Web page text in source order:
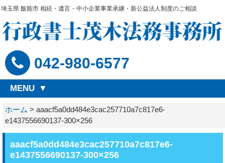
埼玉県 飯能市 相続・遺言・中小企業事業承継・新公益法人制度のご相談
042-980-6577
MENU
ホーム > aaacf5a0dd484e3cac257710a7c817e6-
e1437556690137-300×256
aaacf5a0dd484e3cac257710a7c817e6-
e1437556690137-300×256